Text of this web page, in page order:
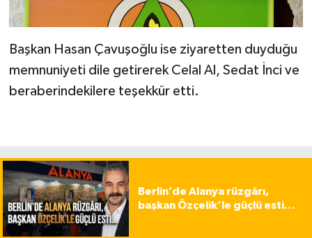
Başkan Hasan Çavuşoğlu ise ziyaretten duyduğu
memnuniyeti dile getirerek Celal Al, Sedat İnci ve
beraberindekilere teşekkür etti.
Berlin’de Alanya rüzgârı,
başkan Özçelik’le güçlü esti…